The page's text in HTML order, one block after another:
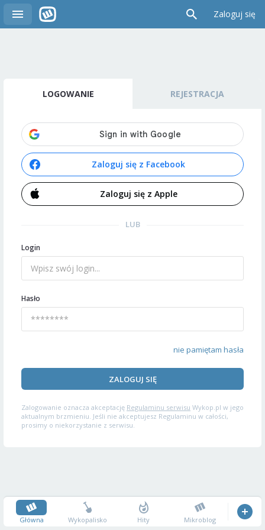
Zaloguj się
LOGOWANIE REJESTRACJA
Zaloguj się z Facebook
Zaloguj się z Apple
LUB
Login
Hasło
nie pamiętam hasła
ZALOGUJ SIĘ
Zalogowanie oznacza akceptację Regulaminu serwisu Wykop.pl w jego
aktualnym brzmieniu. Jeśli nie akceptujesz Regulaminu w całości,
prosimy o niekorzystanie z serwisu.
Główna Wykopalisko Hity Mikroblog